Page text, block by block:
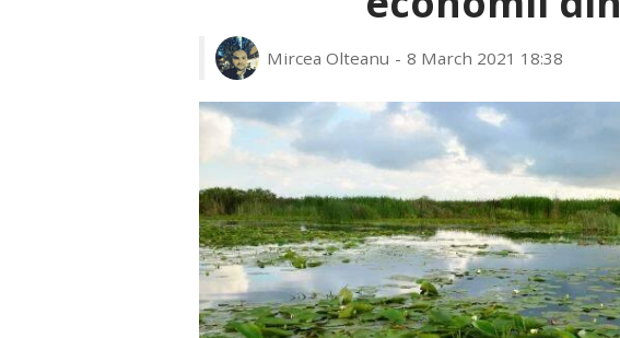
Mircea Olteanu 8 March 2021 18:38